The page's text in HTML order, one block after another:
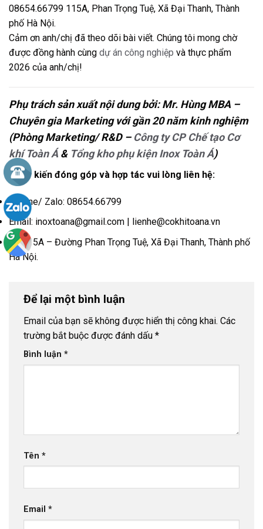
08654.66799 115A, Phan Trọng Tuệ, Xã Đại Thanh, Thành
phố Hà Nội.
Cảm ơn anh/chị đã theo dõi bài viết. Chúng tôi mong chờ
được đồng hành cùng dự án công nghiệp và thực phẩm
2026 của anh/chị!
Phụ trách sản xuất nội dung bởi: Mr. Hùng MBA –
Chuyên gia Marketing với gần 20 năm kinh nghiệm
(Phòng Marketing/ R&D – Công ty CP Chế tạo Cơ
khí Toàn Á & Tổng kho phụ kiện Inox Toàn Á)
Mọi ý kiến đóng góp và hợp tác vui lòng liên hệ:
Hotline/ Zalo: 08654.66799
Email: inoxtoana@gmail.com | lienhe@cokhitoana.vn
Số 115A – Đường Phan Trọng Tuệ, Xã Đại Thanh, Thành phố
Hà Nội.
Để lại một bình luận
Email của bạn sẽ không được hiển thị công khai. Các
trường bắt buộc được đánh dấu *
Bình luận *
Tên *
Email *